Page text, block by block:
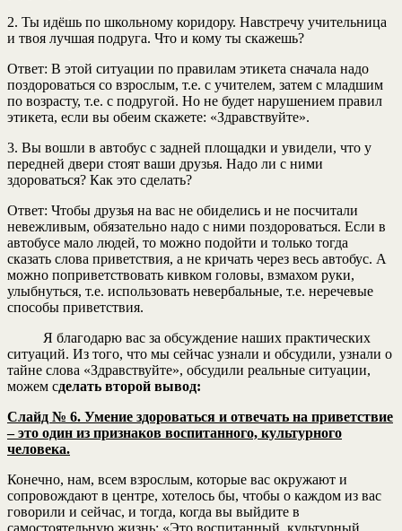
2. Ты идёшь по школьному коридору. Навстречу учительница
и твоя лучшая подруга. Что и кому ты скажешь?
Ответ: В этой ситуации по правилам этикета сначала надо
поздороваться со взрослым, т.е. с учителем, затем с младшим
по возрасту, т.е. с подругой. Но не будет нарушением правил
этикета, если вы обеим скажете: «Здравствуйте».
3. Вы вошли в автобус с задней площадки и увидели, что у
передней двери стоят ваши друзья. Надо ли с ними
здороваться? Как это сделать?
Ответ: Чтобы друзья на вас не обиделись и не посчитали
невежливым, обязательно надо с ними поздороваться. Если в
автобусе мало людей, то можно подойти и только тогда
сказать слова приветствия, а не кричать через весь автобус. А
можно поприветствовать кивком головы, взмахом руки,
улыбнуться, т.е. использовать невербальные, т.е. неречевые
способы приветствия.
Я благодарю вас за обсуждение наших практических
ситуаций. Из того, что мы сейчас узнали и обсудили, узнали о
тайне слова «Здравствуйте», обсудили реальные ситуации,
можем сделать второй вывод:
Слайд № 6. Умение здороваться и отвечать на приветствие
– это один из признаков воспитанного, культурного
человека.
Конечно, нам, всем взрослым, которые вас окружают и
сопровождают в центре, хотелось бы, чтобы о каждом из вас
говорили и сейчас, и тогда, когда вы выйдите в
самостоятельную жизнь: «Это воспитанный, культурный